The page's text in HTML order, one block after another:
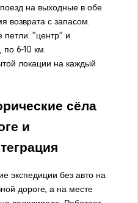
на выходные в обе
возврата с запасом.
петли: "центр" и
6-10 км.
локации на каждый
сёла
и
экспедиции без авто на
дороге, а на месте